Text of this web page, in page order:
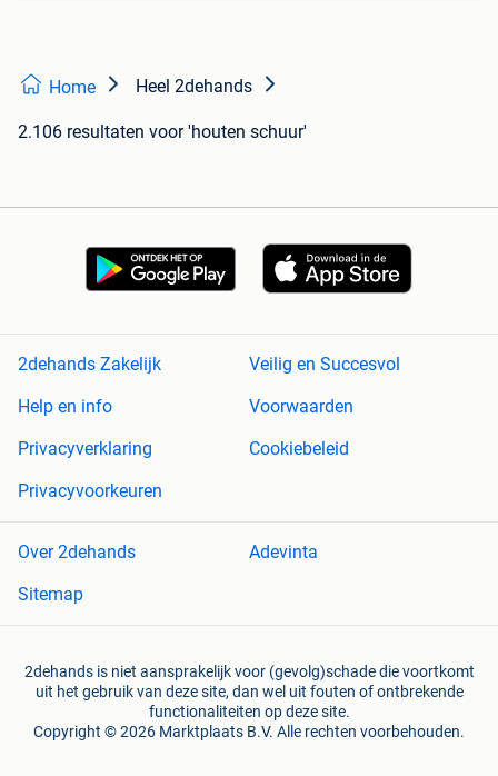
Home Heel 2dehands
2.106 resultaten voor 'houten schuur'
2dehands Zakelijk
Veilig en Succesvol
Help en info
Voorwaarden
Privacyverklaring
Cookiebeleid
Privacyvoorkeuren
Over 2dehands
Adevinta
Sitemap
2dehands is niet aansprakelijk voor (gevolg)schade die voortkomt
uit het gebruik van deze site, dan wel uit fouten of ontbrekende
functionaliteiten op deze site.
Copyright © 2026 Marktplaats B.V. Alle rechten voorbehouden.